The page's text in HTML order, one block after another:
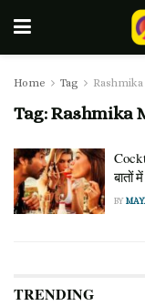
Home Tag
Tag:Rashmika
बातों
BY
TRENDING